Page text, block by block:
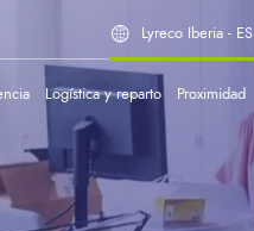
Lyreco Iberia - ES
Logística y reparto Proximidad